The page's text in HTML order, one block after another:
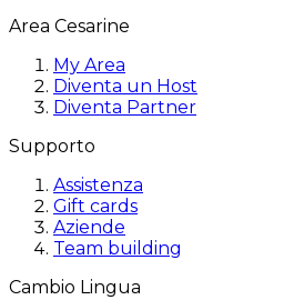
Area Cesarine
My Area
Diventa un Host
Diventa Partner
Supporto
Assistenza
Gift cards
Aziende
Team building
Cambio Lingua